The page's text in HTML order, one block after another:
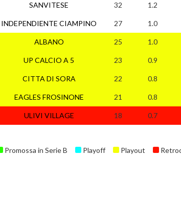
SANVITESE
INDEPENDIENTE CIAMPINO
ALBANO
UP CALCIO A 5
CITTA DI SORA
EAGLES FROSINONE
ULIVI VILLAGE
32 1.2
27 1.0
25 1.0
23 0.9
22 0.8
21 0.8
18 0.7
Promossa in Serie B Playoff Playout